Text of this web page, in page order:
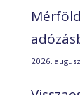
2026.